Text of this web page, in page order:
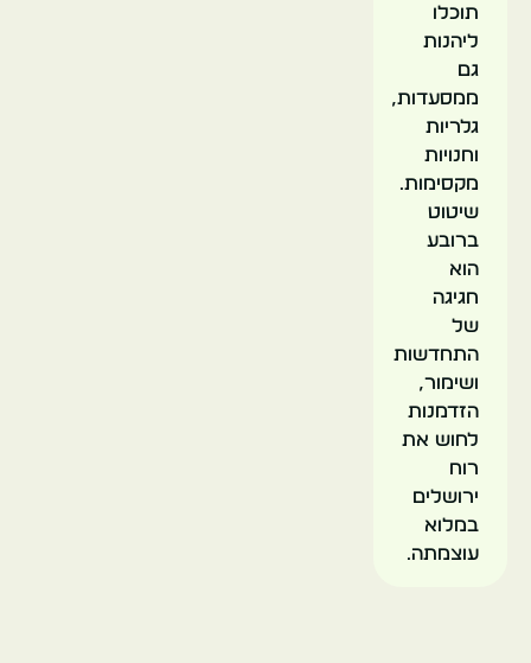
תוכלו
ליהנות
גם
ממסעדות,
גלריות
וחנויות
מקסימות.
שיטוט
ברובע
הוא
חגיגה
של
התחדשות
ושימור,
הזדמנות
לחוש את
רוח
ירושלים
במלוא
עוצמתה.